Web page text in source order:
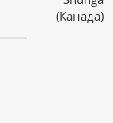
(Канада)